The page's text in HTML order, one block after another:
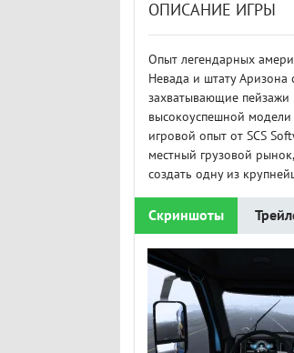
ОПИСАНИЕ ИГРЫ
Опыт легендарных
Невада и штату Аризона
захватывающие пейзажи
высокоуспешной
игровой опыт от SCS
местный грузовой
создать одну из
Скриншоты